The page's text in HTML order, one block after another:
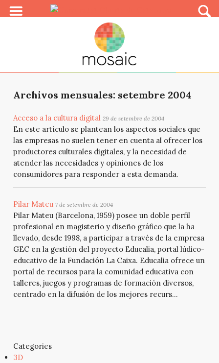
Archivos mensuales: setembre 2004
Acceso a la cultura digital 29 de setembre de 2004
En este artículo se plantean los aspectos sociales que
las empresas no suelen tener en cuenta al ofrecer los
productores culturales digitales, y la necesidad de
atender las necesidades y opiniones de los
consumidores para responder a esta demanda.
Pilar Mateu 7 de setembre de 2004
Pilar Mateu (Barcelona, 1959) posee un doble perfil
profesional en magisterio y diseño gráfico que la ha
llevado, desde 1998, a participar a través de la empresa
GEC en la gestión del proyecto Educalia, portal lúdico-
educativo de la Fundación La Caixa. Educalia ofrece un
portal de recursos para la comunidad educativa con
talleres, juegos y programas de formación diversos,
centrado en la difusión de los mejores recurs...
Categories
3D